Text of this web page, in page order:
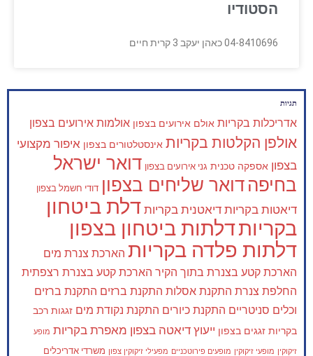
הסטודיו
04-8410696 כאהן יעקב 3 קרית חיים
תגיות
אדריכלות בקריות אולם אירועים בצפון אולמות אירועים בצפון
אולפן הקלטות בקריות אינסטלטורים בצפון איפור מקצועי
בצפון אספקה טכנית גני אירועים בצפון דואר ישראל
בחיפה דואר שליחים בצפון דודי חשמל בצפון
דיאטות בקריות דיאטנית בקריות דלת ביטחון
בקריותדלתות ביטחון בצפון
דלתות פלדה בקריות הארכת צנרת מים
הארכת קטע בצנרת בתוך הקיר הארכת קטע בצנרת רצפתית
החלפת צנרת התקנת אסלות התקנת ברזים התקנת ברזים
וכלים סניטריים התקנת כיורים התקנת נקודת מים זגגות רכב
בקריות זגגים בצפון ייעוץ דיאטה בצפון מאפרת בקריות מופע
זיקוקין מופעי זיקוקין מופעים פירוטכניים מפעילי זיקוקין צפון משרדי אדריכלים